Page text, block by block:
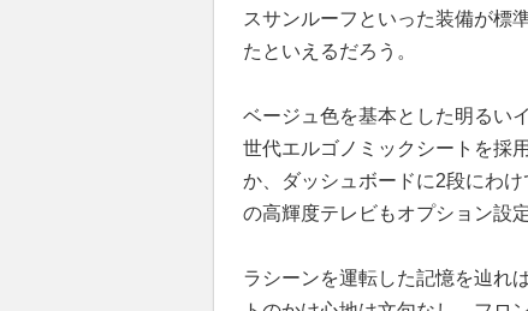
スサンルーフといった装備が標
たといえるだろう。
ベージュ色を基本とした明るい
世代エルゴノミックシートを採
か、ダッシュボードに2段にわ
の高輝度テレビもオプション設
ラシーンを運転した記憶を辿れ